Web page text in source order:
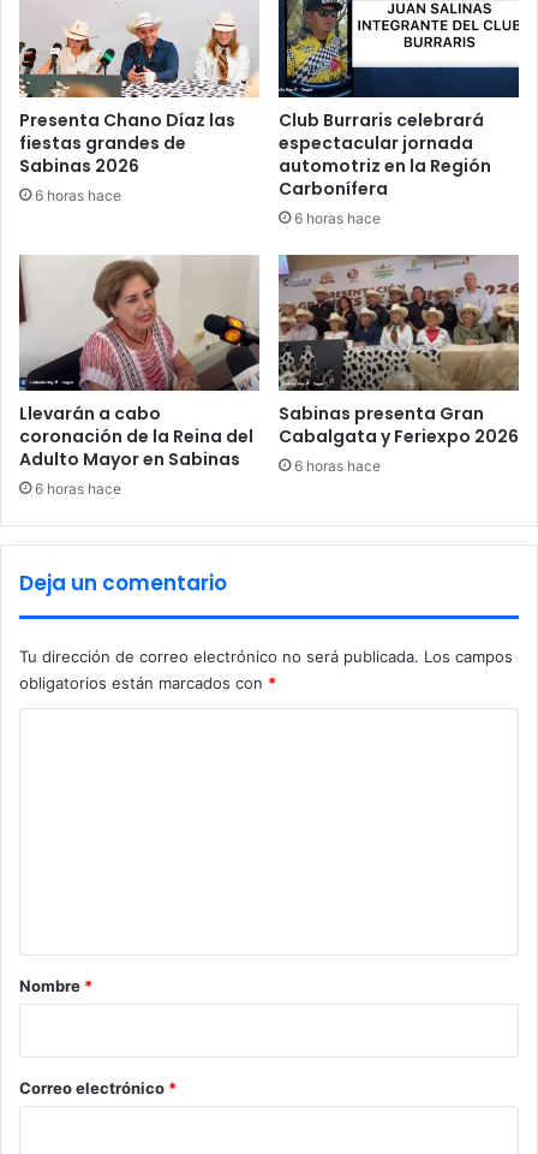
r
i
l
l
a
n
t
y
s
o
l
i
t
a
r
i
o
a
a
p
r
o
e
h
a
r
d
e
s
c
u
e
n
o
e
l
M
e
m
e
o
Presenta Chano Díaz las
fiestas grandes de
Sabinas 2026
6 horas hace
Club Burraris celebrará
espectacular jornada
automotriz en la Región
Carbonífera
6 horas hace
Llevarán a cabo
coronación de la Reina del
Adulto Mayor en Sabinas
6 horas hace
Sabinas presenta Gran
Cabalgata y Feriexpo 2026
6 horas hace
Deja un comentario
Tu dirección de correo electrónico no será publicada. Los campos
obligatorios están marcados con *
r
*
Nombre *
Correo electrónico *